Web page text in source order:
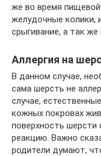
же во время пищевой
желудочные колики,
срыгивание, а так же
Аллергия на
В данном случае,
сама шерсть не
случае,
кожных покровах
поверхность
реакцию. Важно
родители думают,